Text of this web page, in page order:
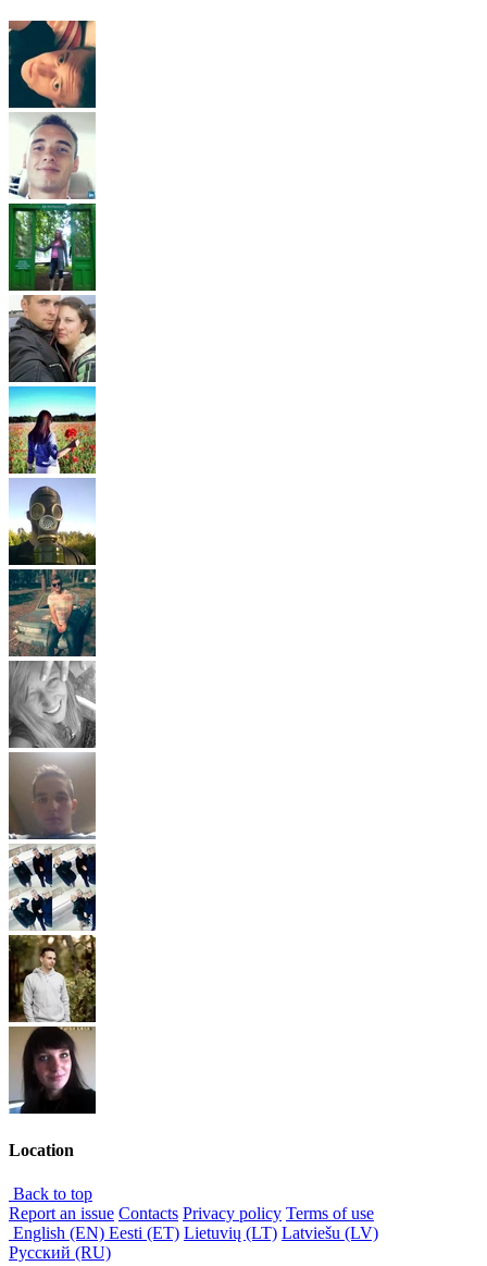
Location
Back to top
Report an issue Contacts Privacy policy Terms of use
English (EN) Eesti (ET) Lietuvių (LT) Latviešu (LV)
Русский (RU)